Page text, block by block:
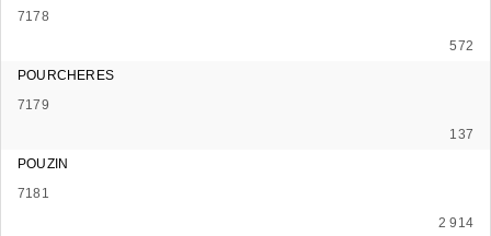
7178
572
POURCHERES
7179
137
POUZIN
7181
2 914